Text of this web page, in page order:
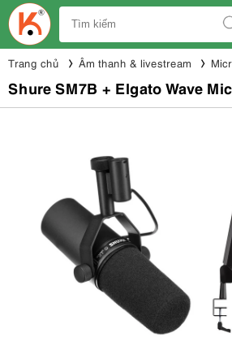
Trang chủ Âm thanh & livestream
Shure SM7B + Elgato Wave